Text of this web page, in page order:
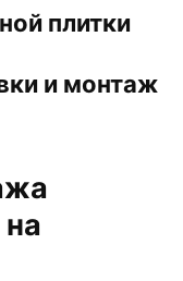
плитки
и монтаж